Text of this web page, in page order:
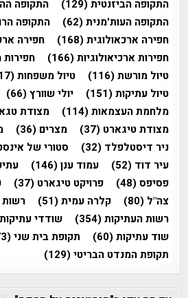
התקופה הביזנטית(129) התקופה
התקופה העות'מנית(62) התקופה
חפירה ארכאולוגית(168) חפירה
חפירות ארכיאולוגיות(166)
טיול מורשת(116) טיול משפחות(217)
טיול עתיקות(151) יולי שוורץ(66)
מלחמת העצמאות(114) מצודת
מצודת טיגארט (37) מצרים (36)
ניר דיסטלפלד (32) סטורי של
עיר דוד (52) עמוד ענן(146)
פסיפס(48) פרויקט טיגארט (37)
צה"ל (80) קלרה עמית(51) רשות
רשות העתיקות(354) שודדי עתיקות
שוד עתיקות(60) תקופת בית שני(73)
תקופת המנדט הבריטי(129)